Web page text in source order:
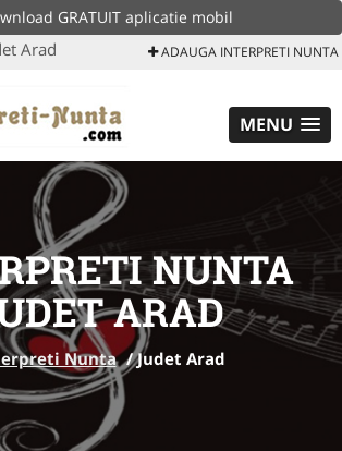
GRATUIT aplicatie mobil
Arad ADAUGA INTERPRETI NUNTA
MENU
NUNTA
ARAD
Nunta /Judet Arad